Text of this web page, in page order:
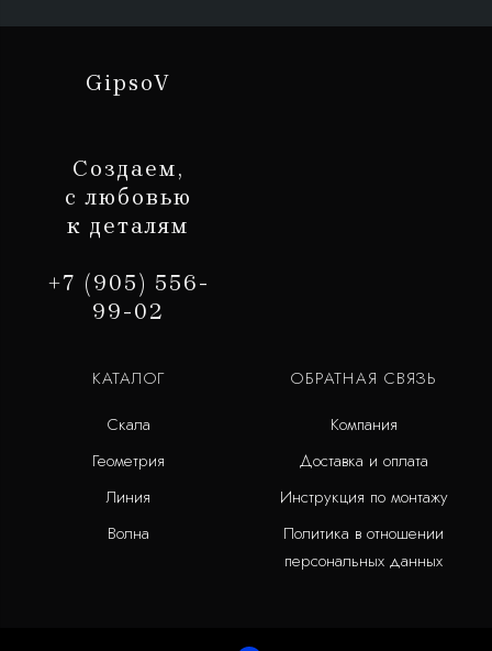
GipsoV
Создаем,
с любовью
к деталям
+7 (905) 556-
99-02
КАТАЛОГ
Скала
Геометрия
Линия
Волна
ОБРАТНАЯ СВЯЗЬ
Компания
Доставка и оплата
Инструкция по монтажу
Политика в отношении
персональных данных